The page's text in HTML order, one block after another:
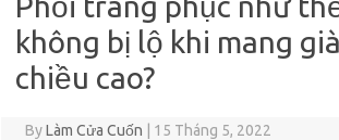
không bị lộ khi mang
chiều cao?
ByLàm Cửa Cuốn 15 Tháng 5, 2022